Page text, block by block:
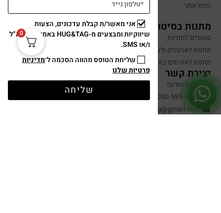
מפת אתר
מתנות בסיטונאות
סטנדים לחנויות
מתנות לארגונים ולעובדים
מתנות לאורחים באירועים
יצירת קשר
שלחו הודעה
050-599-0088
hugandtag@gmail.com
0
אני מאשר/ת קבלת עדכונים, הצעות
שיווקיות ומבצעים מ-HUG&TAG באמצעות דוא”ל
ו/או SMS.
שליחת הטופס מהווה הסכמה ל־מדיניות
פרטיות שלנו
שליחה